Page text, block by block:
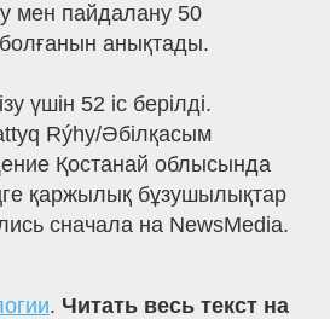
мен пайдалану 50
анықтады.
үшін 52 іс берілді.
Rýhy/Әбілқасым
Қостанай облысында
қаржылық бұзушылықтар
сначала на NewsMedia.
. Читать весь текст на